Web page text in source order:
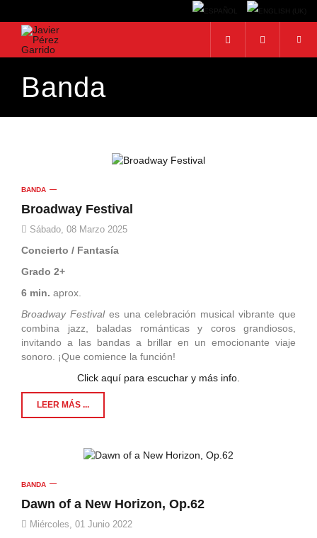
BUSCAR
Banda
BANDA
Broadway Festival
Sábado, 08 Marzo 2025
Concierto / Fantasía
Grado 2+
6 min. aprox.
Broadway Festivales una celebración musical vibrante que
combina jazz, baladas románticas y coros grandiosos,
invitando a las bandas a brillar en un emocionante viaje
sonoro. ¡Que comience la función!
Click aquí para escuchar y más info.
LEER MÁS ...
BANDA
Dawn of a New Horizon, Op.62
Miércoles, 01 Junio 2022